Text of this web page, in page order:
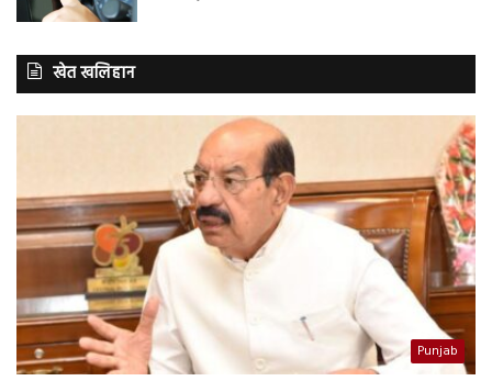
खेत खलिहान
Punjab